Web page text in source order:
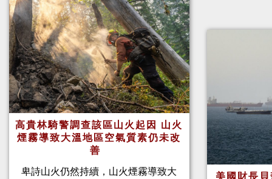
高貴林騎警調查該區山火起因 山火
煙霧導致大溫地區空氣質素仍未改
善
卑詩山火仍然持續，山火煙霧導致大 美國財長